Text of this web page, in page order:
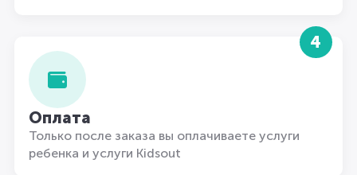
4
Оплата
Только после заказа вы оплачиваете услуги
ребенка и услуги Kidsout